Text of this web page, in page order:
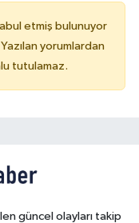
etmiş bulunuyor
yorumlardan
tutulamaz.
güncel olayları takip